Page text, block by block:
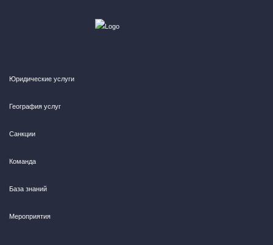
Юридические услуги
География услуг
Санкции
Команда
База знаний
Мероприятия